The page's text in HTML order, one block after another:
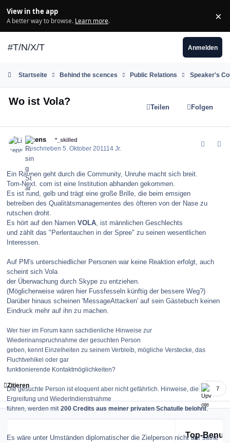
View in the app
A better way to browse. Learn more. ×
#T/N/X/T Anmelden
Startseite Behind the scences Public Relations Speaker's
Wo ist Vola? Teilen Folgen
Licens *_skilled
Geschrieben5. Oktober 2011 14 Jr.
Ein Raunen geht durch die Community, Unruhe macht sich breit.
Tom-Next. com ist eine Institution abhanden gekommen.
Es ist rund, gelb und trägt eine große Brille, die beim emsigen
betreiben des Qualitätsmanagementes des öfteren von der Nase zu
rutschen droht.
Es hört auf den Namen VOLA, ist männlichen Geschlechts
und zählt das "Perlentauchen in der Spree" zu seinen wesentlichen
Interessen.
Auf PM's unterschiedlicher Personen war keine Reaktion erfolgt, auch
scheint sich Vola
der Überwachung durch Skype zu entziehen.
(Möglicherweise wären hier Fussfesseln künftig der bessere Weg?)
Darüber hinaus scheinen 'MessageAttacken' auf sein Gästebuch keinen
Eindruck mehr auf ihn zu machen.
Wer hier im Forum kann sachdienliche Hinweise zur
Wiederinanspruchnahme der gesuchten Person
geben, kennt Einzelheiten zu seinem Verbleib, mögliche Verstecke, das
Fluchtvehikel oder gar
funktionierende Kontaktmöglichkeiten?
Die gesuchte Person ist eloquent aber nicht gefährlich. Hinweise, die zur
Ergreifung und WiederIndienstnahme
führen, werden mit 200 Credits aus meiner privaten Schatulle belohnt.
Es wäre unter Umständen diplomatischer die Zielperson nicht auf seine
Zitieren 7
Top-